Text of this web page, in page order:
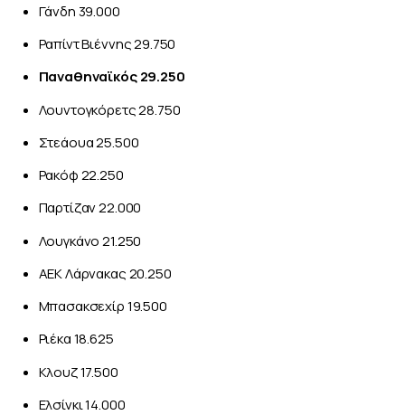
Γάνδη 39.000
Ραπίντ Βιέννης 29.750
Παναθηναϊκός 29.250
Λουντογκόρετς 28.750
Στεάουα 25.500
Ρακόφ 22.250
Παρτίζαν 22.000
Λουγκάνο 21.250
ΑΕΚ Λάρνακας 20.250
Μπασακσεχίρ 19.500
Ριέκα 18.625
Κλουζ 17.500
Ελσίνκι 14.000